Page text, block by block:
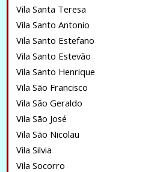
Vila Santa Teresa
Vila Santo Antonio
Vila Santo Estefano
Vila Santo Estevão
Vila Santo Henrique
Vila São Francisco
Vila São Geraldo
Vila São José
Vila São Nicolau
Vila Silvia
Vila Socorro